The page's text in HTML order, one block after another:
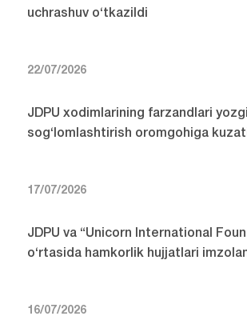
uchrashuv o‘tkazildi
22/07/2026
JDPU xodimlarining farzandlari yozgi
sog‘lomlashtirish oromgohiga
17/07/2026
JDPU va “Unicorn International
o‘rtasida hamkorlik hujjatlari
16/07/2026